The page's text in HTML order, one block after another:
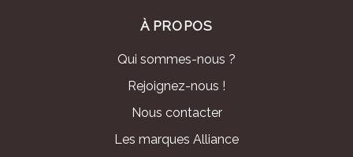
À PROPOS
Qui sommes-nous ?
Rejoignez-nous !
Nous contacter
Les marques Alliance